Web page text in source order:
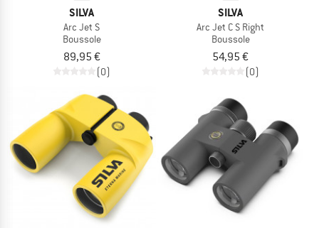
SILVA
Arc Jet S
Boussole
89,95 €
(0)
SILVA
Arc Jet C S Right
Boussole
54,95 €
(0)